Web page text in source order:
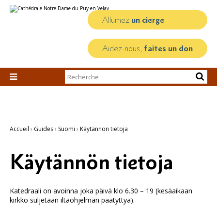
au
personnels
Allumez un cierge
Aidez-nous, faites un don

Chercher par
Recherche
Accueil › Guides› Suomi › Käytännön tietoja
Käytännön tietoja
Katedraali on avoinna joka päivä klo 6.30 – 19 (kesäaikaan
kirkko suljetaan iltaohjelman päätyttyä).